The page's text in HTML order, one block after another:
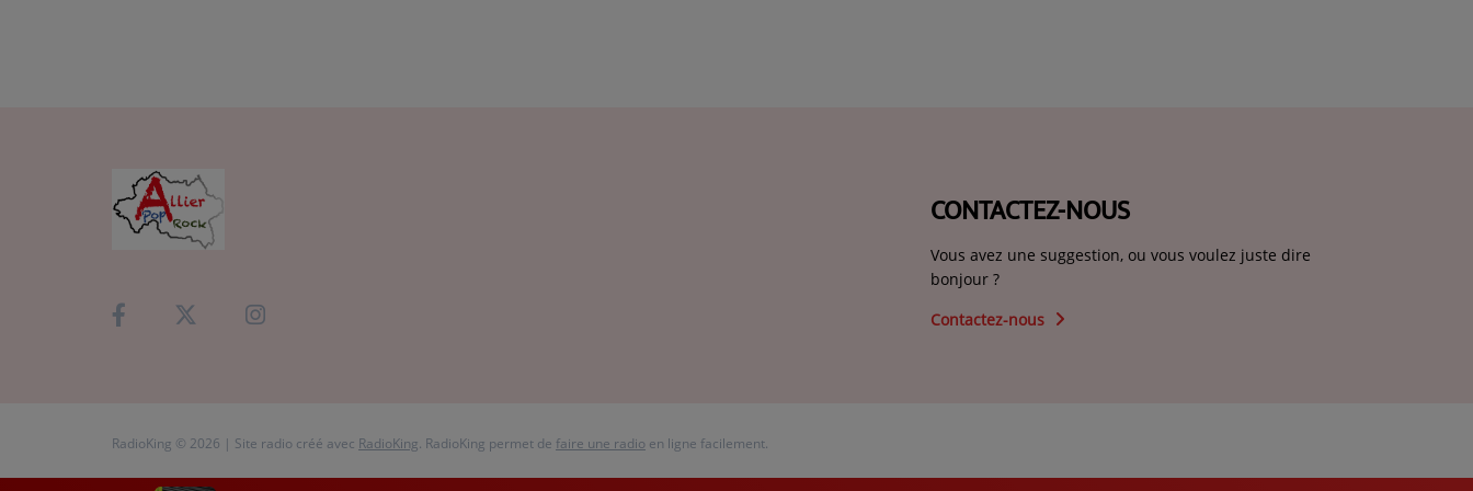
CONTACTEZ-NOUS
Vous avez une suggestion, ou vous voulez juste dire
bonjour ?
Contactez-nous
RadioKing © 2026 | Site radio créé avec RadioKing. RadioKing permet de faire une radio en ligne facilement.